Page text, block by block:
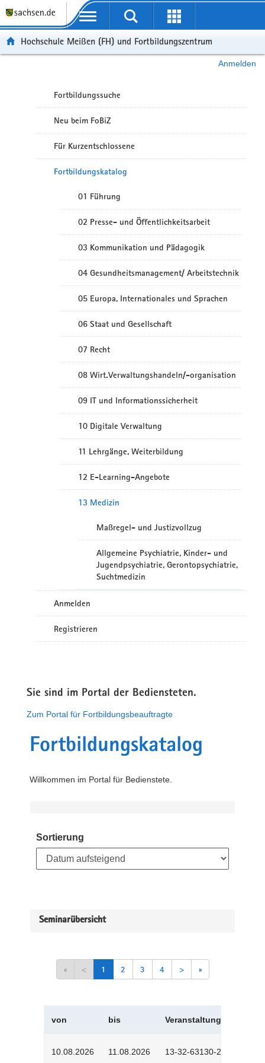
Portalübergreifende Navigation
Hochschule Meißen (FH) und Fortbildungszentrum
Anmelden
Fortbildungssuche
Neu beim FoBiZ
Für Kurzentschlossene
Fortbildungskatalog
01 Führung
02 Presse- und Öffentlichkeitsarbeit
03 Kommunikation und Pädagogik
04 Gesundheitsmanagement/ Arbeitstechnik
05 Europa, Internationales und Sprachen
06 Staat und Gesellschaft
07 Recht
08 Wirt.Verwaltungshandeln/-organisation
09 IT und Informationssicherheit
10 Digitale Verwaltung
11 Lehrgänge, Weiterbildung
12 E-Learning-Angebote
13 Medizin
Maßregel- und Justizvollzug
Allgemeine Psychiatrie, Kinder- und
Jugendpsychiatrie, Gerontopsychiatrie,
Suchtmedizin
Anmelden
Registrieren
Sie sind im Portal der Bediensteten.
Zum Portal für Fortbildungsbeauftragte
Fortbildungskatalog
Willkommen im Portal für Bedienstete.
Sortierung
Seminarübersicht
« < 1 2 3 4 > »
von bis Veranstaltungskürzel
10.08.2026 11.08.2026 13-32-63130-2601